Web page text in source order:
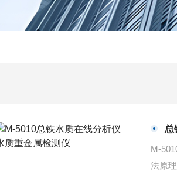
总
M-
法原